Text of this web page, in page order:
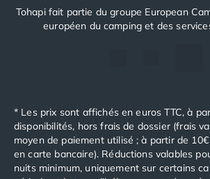
Camping en bord de mer Var
Camping Les Alpes
Bons plans du moment/promotions/
Avantages & autres promotions
Programme de fidélité
Nos petits prix 2026
Promos d'été 2026
Tohapi fait partie du groupe European
européen du camping et des
* Les prix sont affichés en euros TTC, à
disponibilités, hors frais de dossier (frais
moyen de paiement utilisé ; à partir de
en carte bancaire). Réductions valables
nuits minimum, uniquement sur certains